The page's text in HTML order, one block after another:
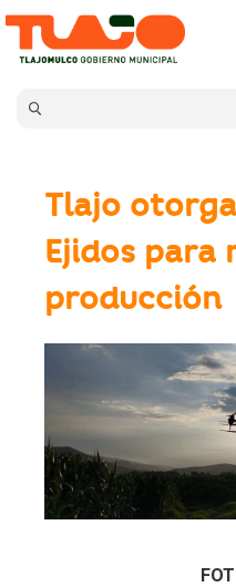
Jump
Tlajo
Ejidos para
producción